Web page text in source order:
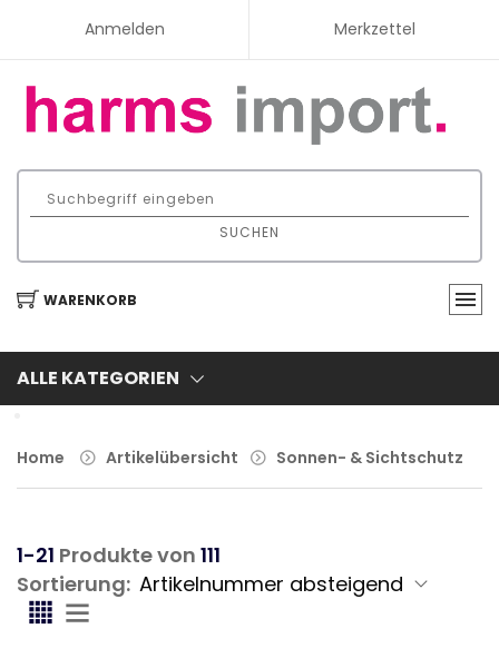
Anmelden Merkzettel
SUCHEN
WARENKORB
ALLE KATEGORIEN
Home Artikelübersicht Sonnen- & Sichtschutz
1-21 Produkte von 111
Sortierung: